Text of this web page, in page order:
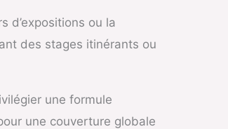
d’expositions ou la
des stages itinérants ou
une formule
une couverture globale